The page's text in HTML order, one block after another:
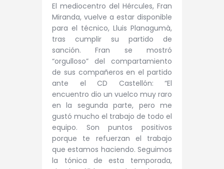
El mediocentro del Hércules, Fran
Miranda, vuelve a estar disponible
para el técnico, Lluis Planagumà,
tras cumplir su partido de
sanción. Fran se mostró
“orgulloso” del compartamiento
de sus compañeros en el partido
ante el CD Castellón: “El
encuentro dio un vuelco muy raro
en la segunda parte, pero me
gustó mucho el trabajo de todo el
equipo. Son puntos positivos
porque te refuerzan el trabajo
que estamos haciendo. Seguimos
la tónica de esta temporada,